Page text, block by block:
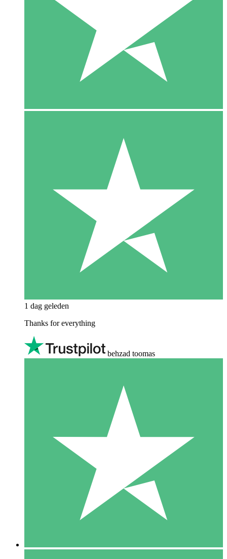
1 dag geleden
Thanks for everything
behzad toomas